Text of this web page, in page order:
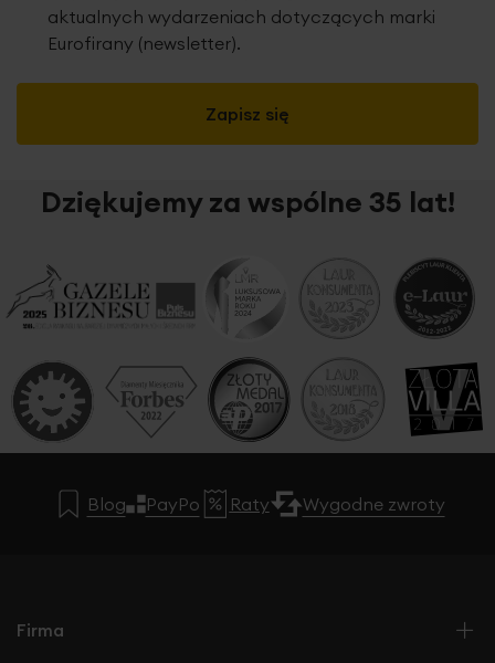
Zapisz się
aktualnych wydarzeniach dotyczących marki
Eurofirany (newsletter).
Dziękujemy za wspólne 35 lat!
Blog PayPo Raty Wygodne zwroty
Firma